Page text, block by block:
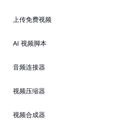
上传免费视频
AI 视频脚本
音频连接器
视频压缩器
视频合成器